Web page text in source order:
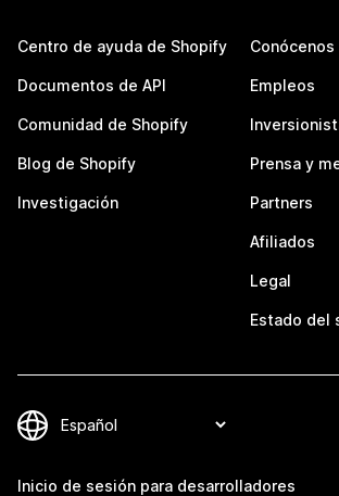
Centro de ayuda de Shopify
Documentos de API
Comunidad de Shopify
Blog de Shopify
Investigación
Conócenos
Empleos
Prensa y
Partners
Afiliados
Legal
Estado del
Inicio de sesión para desarrolladores